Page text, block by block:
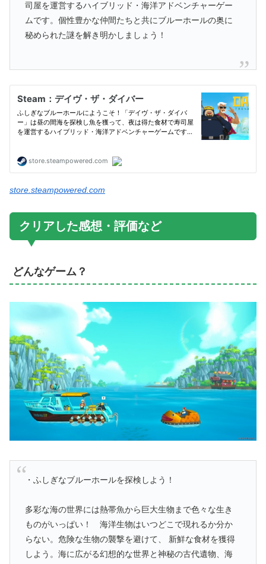
司屋を運営するハイブリッド・海洋アドベンチャーゲー
ムです。個性豊かな仲間たちと共にブルーホールの奥に
秘められた謎を解き明かしましょう！
store.steampowered.com
クリアした感想・評価など
どんなゲーム？
・ふしぎなブルーホールを探検しよう！
多彩な海の世界には熱帯魚から巨大生物まで色々な生き
ものがいっぱい！ 海洋生物はいつどこで現れるか分か
らない。危険な生物の襲撃を避けて、 新鮮な食材を獲得
しよう。海に広がる幻想的な世界と神秘の古代遺物、海